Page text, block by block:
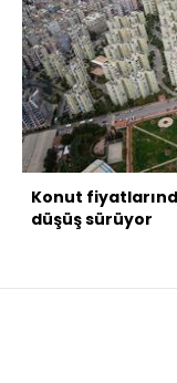
Konut
düşüş sürüyor